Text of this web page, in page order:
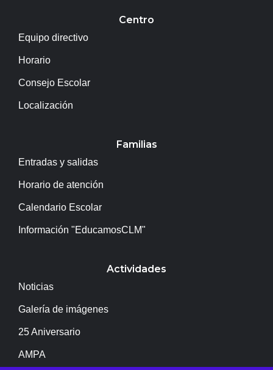
Centro
Equipo directivo
Horario
Consejo Escolar
Localización
Familias
Entradas y salidas
Horario de atención
Calendario Escolar
Información "EducamosCLM"
Actividades
Noticias
Galería de imágenes
25 Aniversario
AMPA